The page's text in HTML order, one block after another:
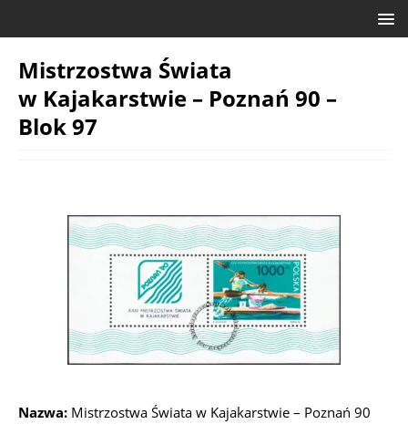
Mistrzostwa Świata
w Kajakarstwie – Poznań 90 –
Blok 97
Nazwa: Mistrzostwa Świata w Kajakarstwie – Poznań 90